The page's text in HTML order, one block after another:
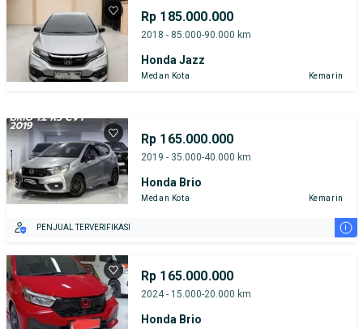
Rp 185.000.000
2018 - 85.000-90.000 km
Honda Jazz
Medan Kota Kemarin
Rp 165.000.000
2019 - 35.000-40.000 km
Honda Brio
Medan Kota Kemarin
PENJUAL TERVERIFIKASI i
Rp 165.000.000
2024 - 15.000-20.000 km
Honda Brio